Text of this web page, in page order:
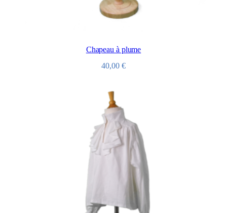
Chapeau à plume
40,00 €